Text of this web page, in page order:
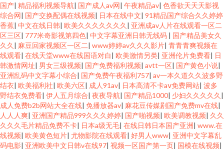
国产| 精品福利视频导航| 国产成人av网| 午夜精品av| 色香欲天天天影视
综合网| 国产交换配偶在线视频| 日本在线中文| 91精品国产综合久久婷婷
香蕉| 中文在线日韩| 欧美久久久久久久久 | 亚洲成av人片在线观看一区二
区三区| 777米奇影视第四色| 中文字幕亚洲日韩无线码 | 国产精品美女久
久久 | 麻豆回家视频区一区二| www婷婷av久久久影片| 青青青爽视频在
线观看| 在线天堂www在线国语对白| 欧美激情另类| 亚洲伦片免费看| 日
韩激情网址| 男女三级视频| 国产免费福利视频| avtt一区| 国产黄色小说|
亚洲乱码中文字幕小综合| 国产免费午夜福利757| av一本久道久久波多野
结衣| 欧美福利社| 欧美六区| 成人91av| 日本高清不卡aⅴ免费网站| 波多
野结衣免费看| 伊人五月综合| 夜夜导航| 国产精品1000| 少妇久久久久久 |
成人免费b2b网站大全在线| 免播放器av| 麻花豆传媒剧国产免费mv在线|
人人人爽| 亚洲国产精品999久久久婷婷| 国产啪视频| 欧美调教视频| 久久
久久久毛片精品免费不卡| 日本a级无毛| 在线日韩日本国产亚洲| www.在
线视频| 欧美黄色短片| 尤物影院在线观看| 好男人www| 亚洲中文字幕乱
码电影| 亚洲欧美中文日韩v在线97| 视频一区国产第一页| 国模在线视频|